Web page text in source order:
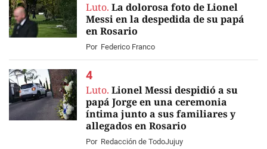
Luto. La dolorosa foto de Lionel
Messi en la despedida de su papá
en Rosario
Por Federico Franco
Luto. Lionel Messi despidió a su
papá Jorge en una ceremonia
íntima junto a sus familiares y
allegados en Rosario
Por Redacción de TodoJujuy